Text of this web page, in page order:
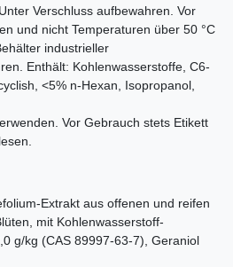
Verschluss aufbewahren. Vor
und nicht Temperaturen über 50 °C
industrieller
Enthält: Kohlenwasserstoffe, C6-
<5% n-Hexan, Isopropanol,
Vor Gebrauch stets Etikett
Extrakt aus offenen und reifen
mit Kohlenwasserstoff-
g/kg (CAS 89997-63-7), Geraniol